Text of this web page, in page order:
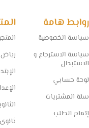
روابط هامة
سياسة الخصوصية
سياسة الاسترجاع و
الاستبدال
لوحة حسابي
سلة المشتريات
إتمام الطلب
المتجر